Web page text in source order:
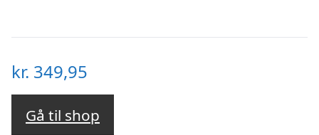
kr. 349,95
Gå til shop